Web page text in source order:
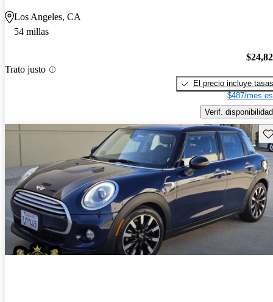
Los Angeles, CA
54 millas
Trato justo
El precio incluye tasas
$487/mes
Verif. disponibilidad